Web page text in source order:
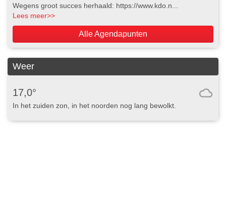
Wegens groot succes herhaald: https://www.kdo.n...
Lees meer>>
Alle Agendapunten
Weer
17,0°
In het zuiden zon, in het noorden nog lang bewolkt